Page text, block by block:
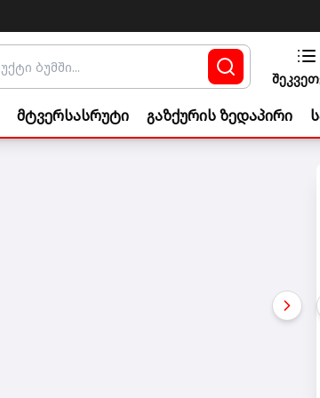
მტვერსასრუტი გაზქურის ზედაპირი